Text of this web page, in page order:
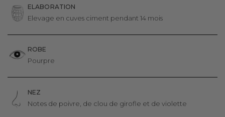
ELABORATION
Elevage en cuves ciment pendant 14 mois
ROBE
Pourpre
NEZ
Notes de poivre, de clou de girofle et de violette